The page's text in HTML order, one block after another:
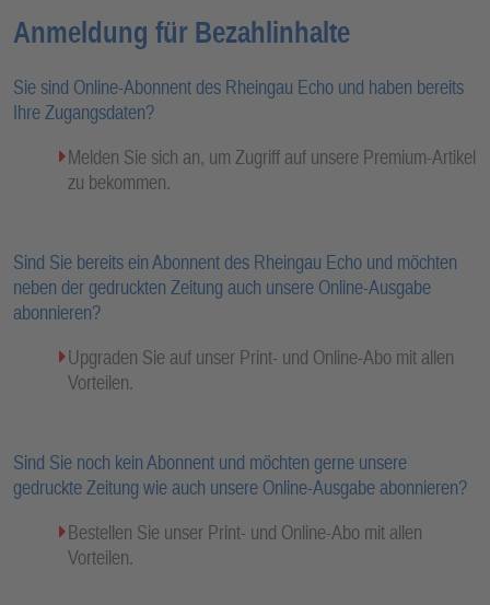
Anmeldung für Bezahlinhalte
Sie sind Online-Abonnent des Rheingau Echo und haben bereits
Ihre Zugangsdaten?
Melden Sie sich an, um Zugriff auf unsere Premium-Artikel
zu bekommen.
Sind Sie bereits ein Abonnent des Rheingau Echo und möchten
neben der gedruckten Zeitung auch unsere Online-Ausgabe
abonnieren?
Upgraden Sie auf unser Print- und Online-Abo mit allen
Vorteilen.
Sind Sie noch kein Abonnent und möchten gerne unsere
gedruckte Zeitung wie auch unsere Online-Ausgabe abonnieren?
Bestellen Sie unser Print- und Online-Abo mit allen
Vorteilen.